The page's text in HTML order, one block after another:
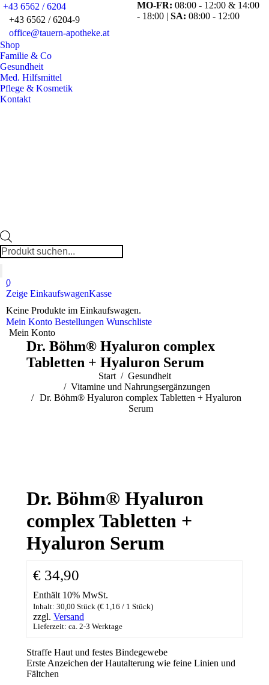
+43 6562 / 6204
+43 6562 / 6204-9
office@tauern-apotheke.at
MO-FR: 08:00 - 12:00 & 14:00
- 18:00 |SA:08:00 - 12:00
Shop
Familie & Co
Gesundheit
Med. Hilfsmittel
Pflege & Kosmetik
Kontakt
Products
search
0
Zeige EinkaufswagenKasse
Keine Produkte im Einkaufswagen.
Mein Konto Bestellungen Wunschliste
Mein Konto
Dr. Böhm® Hyaluron complex
Tabletten + Hyaluron Serum
Sie befinden sich hier:
Start
Gesundheit
Vitamine und Nahrungsergänzungen
Dr. Böhm® Hyaluron complex Tabletten + Hyaluron
Serum
Dr. Böhm® Hyaluron
complex Tabletten +
Hyaluron Serum
€ 34,90
Enthält 10% MwSt.
Inhalt: 30,00 Stück (€ 1,16 / 1 Stück)
zzgl. Versand
Lieferzeit: ca. 2-3 Werktage
Straffe Haut und festes Bindegewebe
Erste Anzeichen der Hautalterung wie feine Linien und
Fältchen